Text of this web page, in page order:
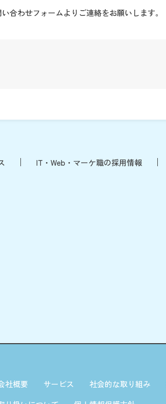
合わせフォームよりご連絡をお願いします。
IT・Web・マーケ職の採用情報
社概要 サービス 社会的な取り組み